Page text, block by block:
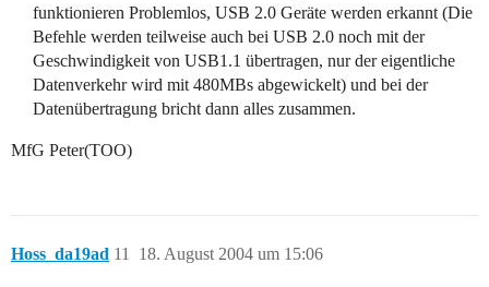
funktionieren Problemlos, USB 2.0 Geräte werden erkannt (Die
Befehle werden teilweise auch bei USB 2.0 noch mit der
Geschwindigkeit von USB1.1 übertragen, nur der eigentliche
Datenverkehr wird mit 480MBs abgewickelt) und bei der
Datenübertragung bricht dann alles zusammen.
MfG Peter(TOO)
Hoss_da19ad 18. August 2004 um 15:06
11